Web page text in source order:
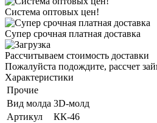
Система оптовых цен!
Супер срочная платная доставка
Рассчитываем стоимость доставки
Пожалуйста подождите, рассчет
Характеристики
Прочие
Вид молда 3D-молд
Артикул
КК-46